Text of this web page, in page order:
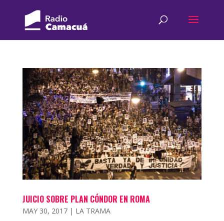
JUICIO SOBRE PLAN CÓNDOR EN ROMA
MAY 30, 2017| LA TRAMA